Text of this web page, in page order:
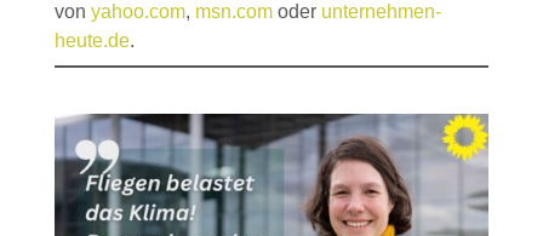
von yahoo.com, msn.comoder unternehmen-
heute.de.